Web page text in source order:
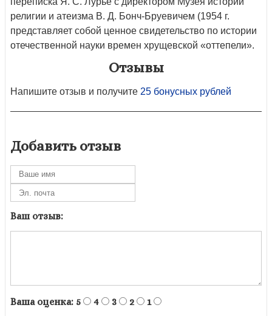
религии и атеизма В. Д. Бонч-Бруевичем (1954 г.
представляет собой ценное свидетельство по истории
отечественной науки времен хрущевской «оттепели».
Отзывы
Напишите отзыв и получите 25 бонусных рублей
Добавить отзыв
Ваш отзыв:
Ваша оценка: 5 4 3 2 1